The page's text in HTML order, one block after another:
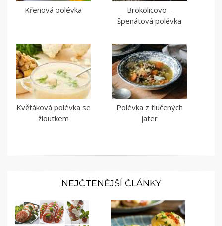
Křenová polévka
Brokolicovo –
špenátová polévka
Květáková polévka se
žloutkem
Polévka z tlučených
jater
NEJČTENĚJŠÍ ČLÁNKY